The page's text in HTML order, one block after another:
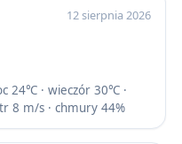
12 sierpnia 2026
24℃ · wieczór 30℃ ·
8 m/s · chmury 44%